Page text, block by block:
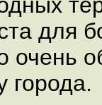
для
очень
города.